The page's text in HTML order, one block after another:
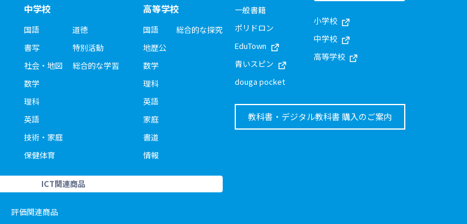
中学校
国語
書写
社会・地図
数学
理科
英語
技術・家庭
保健体育
道徳
特別活動
総合的な学習
高等学校
国語
地歴公
数学
理科
英語
家庭
書道
情報
総合的な探究
ICT関連商品
評価関連商品
一般書籍
ポリドロン
EduTown
青いスピン
douga pocket
小学校
中学校
高等学校
教科書・デジタル教科書 購入のご案内